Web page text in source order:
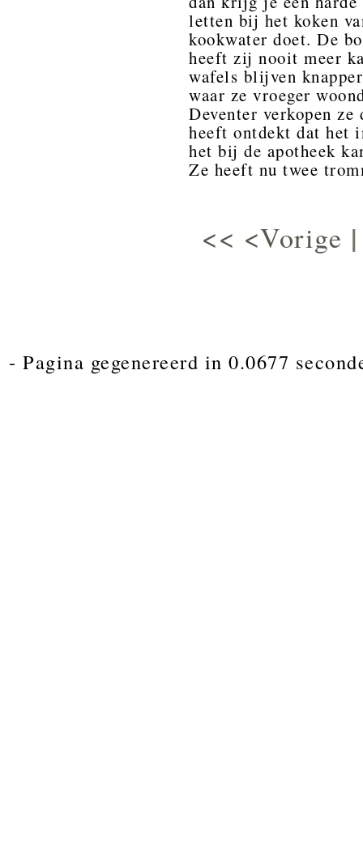
letten bij het koken
kookwater doet. De
heeft zij nooit meer
wafels blijven
waar ze vroeger
Deventer verkopen
heeft ontdekt dat het
het bij de apotheek
Ze heeft nu twee
<< <Vorige
- Pagina gegenereerd in 0.0677